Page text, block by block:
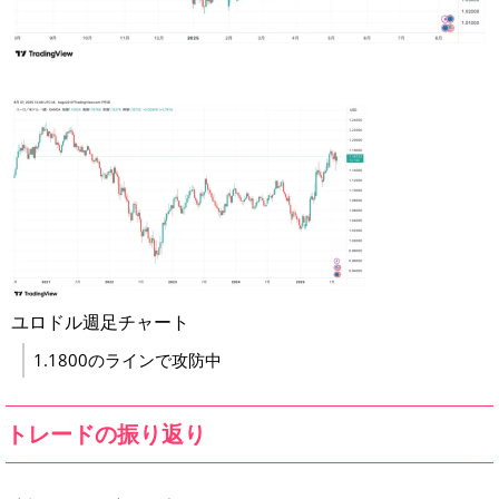
ユロドル週足チャート
1.1800のラインで攻防中
トレードの振り返り